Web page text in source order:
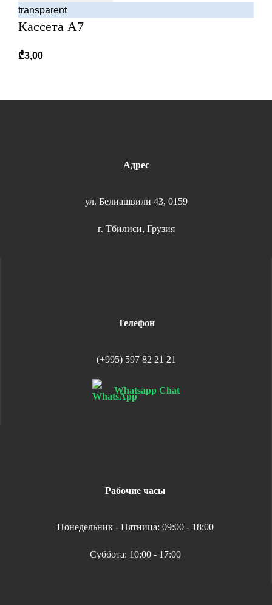
transparent
Кассета А7
₾3,00
Адрес
ул. Белиашвили 43, 0159
г. Тбилиси, Грузия
Телефон
(+995) 597 82 21 21
Whatsapp Chat
Рабочие часы
Понедельник - Пятница: 09:00 - 18:00
Суббота: 10:00 - 17:00